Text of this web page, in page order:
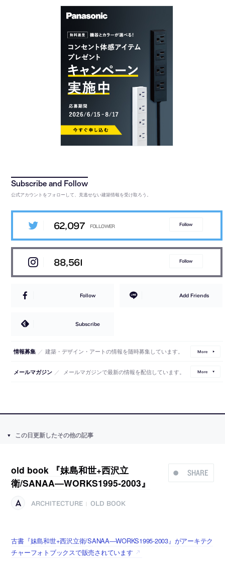
公式アカウントをフォローして、見逃せない建築情報を受け取ろう。
62,097 Follow
88,561 Follow
Follow Add Friends
Subscribe
情報募集 ／ 建築・デザイン・アートの情報を随時募集しています。 More
メールマガジン ／ メールマガジンで最新の情報を配信しています。 More
この日更新したその他の記事
SHARE
old book 『妹島和世+西沢立
衛/SANAA―WORKS1995‐2003』
ARCHITECTURE OLD BOOK
古書『妹島和世+西沢立衛/SANAA―WORKS1995‐2003』がアーキテク
チャーフォトブックスで販売されています